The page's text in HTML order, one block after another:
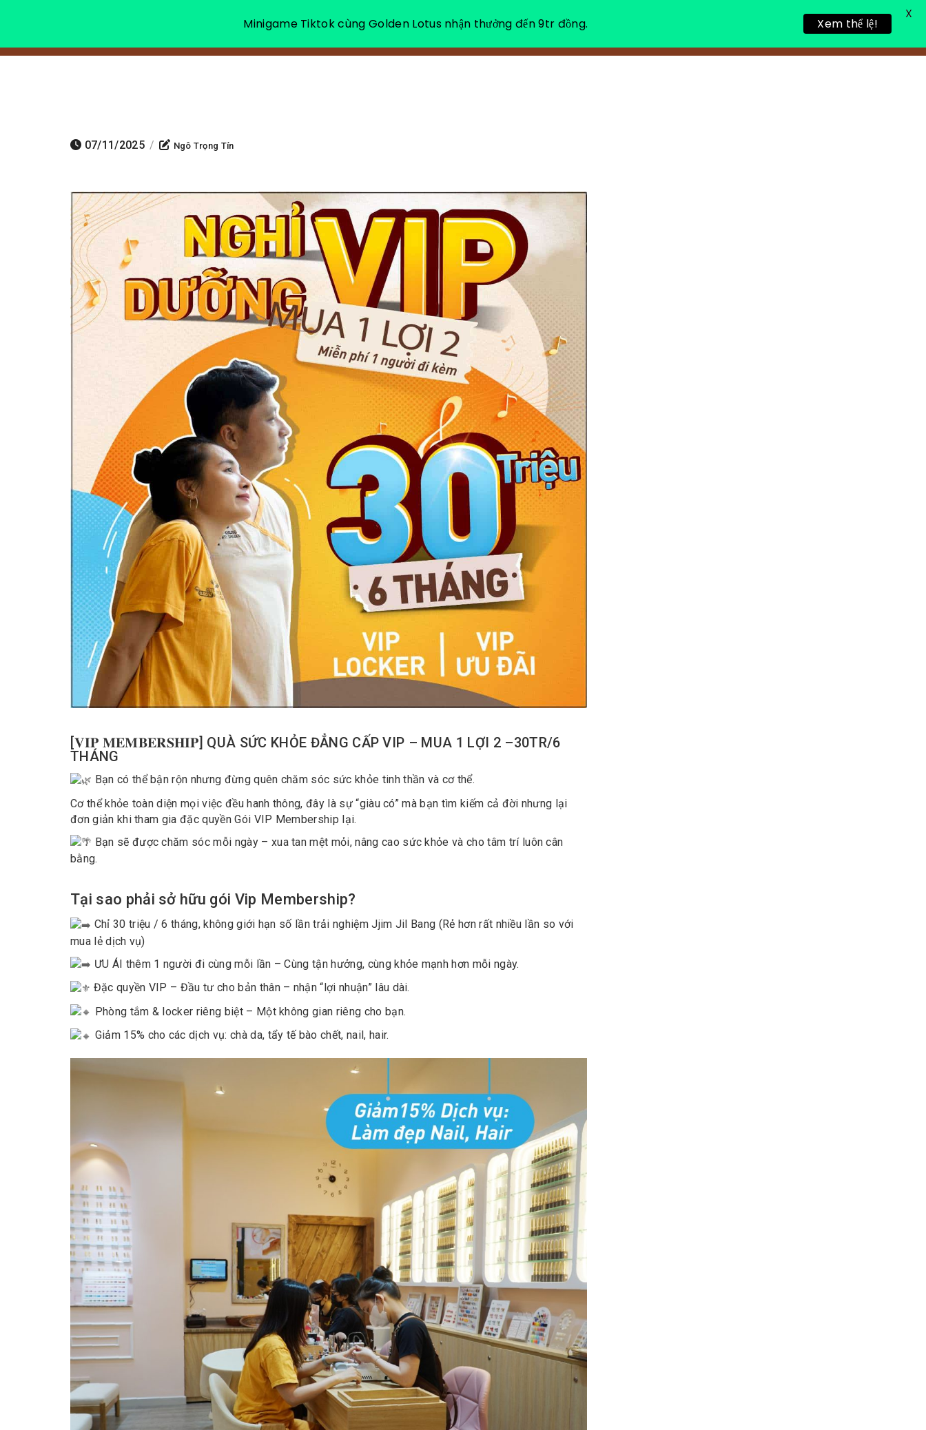
VỀ CHÚNG TÔI NGHỈ DƯỠNG THƯ GIÃN LIÊN HỆ
07/11/2025 / Ngô Trọng Tín
[𝐕𝐈𝐏 𝐌𝐄𝐌𝐁𝐄𝐑𝐒𝐇𝐈𝐏] QUÀ SỨC KHỎE ĐẲNG CẤP VIP – MUA 1 LỢI 2 –30TR/6
THÁNG
Bạn có thể bận rộn nhưng đừng quên chăm sóc sức khỏe tinh thần và cơ thể.
Cơ thể khỏe toàn diện mọi việc đều hanh thông, đây là sự “giàu có” mà bạn tìm kiếm cả đời nhưng lại
đơn giản khi tham gia đặc quyền Gói VIP Membership lại.
Bạn sẽ được chăm sóc mỗi ngày – xua tan mệt mỏi, nâng cao sức khỏe và cho tâm trí luôn cân
bằng.
Tại sao phải sở hữu gói Vip Membership?
Chỉ 30 triệu / 6 tháng, không giới hạn số lần trải nghiệm Jjim Jil Bang (Rẻ hơn rất nhiều lần so với
mua lẻ dịch vụ)
ƯU ÁI thêm 1 người đi cùng mỗi lần – Cùng tận hưởng, cùng khỏe mạnh hơn mỗi ngày.
Đặc quyền VIP – Đầu tư cho bản thân – nhận “lợi nhuận” lâu dài.
Phòng tắm & locker riêng biệt – Một không gian riêng cho bạn.
Giảm 15% cho các dịch vụ: chà da, tẩy tế bào chết, nail, hair.
Minigame Tiktok cùng Golden Lotus nhận thưởng đến 9tr đồng. Xem thể lệ!
X